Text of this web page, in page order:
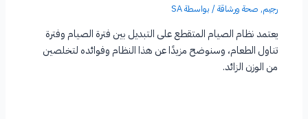
رجيم, صحة ورشاقة/ بواسطةSA
يعتمد نظام الصيام المتقطع على التبديل بين فترة الصيام وفترة
تناول الطعام، وسنوضح مزيدًا عن هذا النظام وفوائده لتخلصين
من الوزن الزائد.